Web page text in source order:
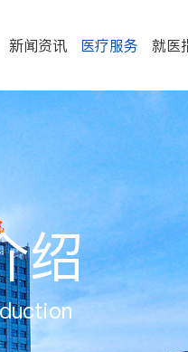
新闻资讯 医疗服务 就医
绍